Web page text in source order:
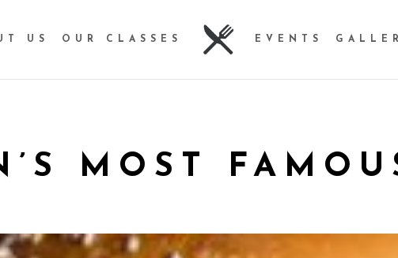
US OUR CLASSES EVENTS
MOST